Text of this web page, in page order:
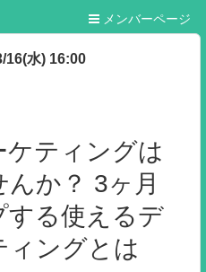
メンバーページ
16(水) 16:00
ティングは
か？ 3ヶ月
する使えるデ
ィングとは